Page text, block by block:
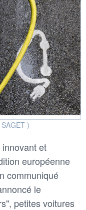
)
et
européenne
communiqué
le
petites voitures